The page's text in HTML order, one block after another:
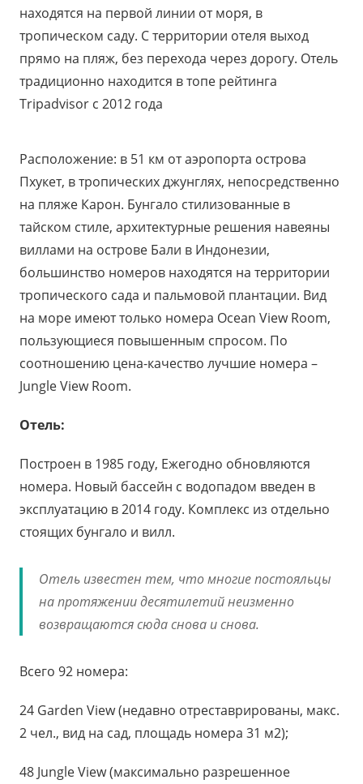
находятся на первой линии от моря, в
тропическом саду. С территории отеля выход
прямо на пляж, без перехода через дорогу. Отель
традиционно находится в топе рейтинга
Tripadvisor с 2012 года
Расположение: в 51 км от аэропорта острова
Пхукет, в тропических джунглях, непосредственно
на пляже Карон. Бунгало стилизованные в
тайском стиле, архитектурные решения навеяны
виллами на острове Бали в Индонезии,
большинство номеров находятся на территории
тропического сада и пальмовой плантации. Вид
на море имеют только номера Ocean View Room,
пользующиеся повышенным спросом. По
соотношению цена-качество лучшие номера –
Jungle View Room.
Отель:
Построен в 1985 году, Ежегодно обновляются
номера. Новый бассейн с водопадом введен в
эксплуатацию в 2014 году. Комплекс из отдельно
стоящих бунгало и вилл.
Отель известен тем, что многие постояльцы
на протяжении десятилетий неизменно
возвращаются сюда снова и снова.
Всего 92 номера:
24 Garden View (недавно отреставрированы, макс.
2 чел., вид на сад, площадь номера 31 м2);
48 Jungle View (максимально разрешенное